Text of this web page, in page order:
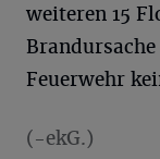
weiteren 15
Feuerwehr
(-ekG.)